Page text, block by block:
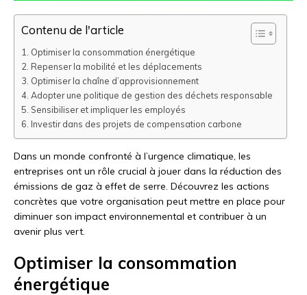
Contenu de l'article
Optimiser la consommation énergétique
Repenser la mobilité et les déplacements
Optimiser la chaîne d’approvisionnement
Adopter une politique de gestion des déchets responsable
Sensibiliser et impliquer les employés
Investir dans des projets de compensation carbone
Dans un monde confronté à l’urgence climatique, les
entreprises ont un rôle crucial à jouer dans la réduction des
émissions de gaz à effet de serre. Découvrez les actions
concrètes que votre organisation peut mettre en place pour
diminuer son impact environnemental et contribuer à un
avenir plus vert.
Optimiser la consommation
énergétique